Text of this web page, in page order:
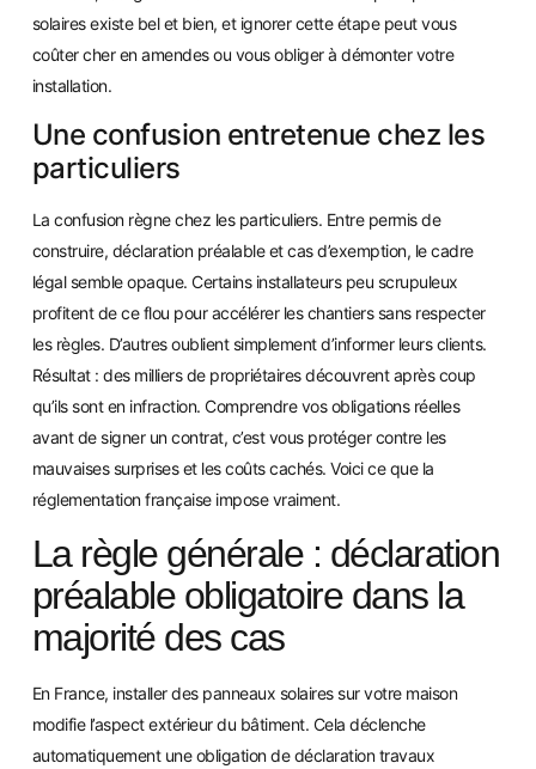
solaires existe bel et bien, et ignorer cette étape peut vous
coûter cher en amendes ou vous obliger à démonter votre
installation.
Une confusion entretenue chez les
particuliers
La confusion règne chez les particuliers. Entre permis de
construire, déclaration préalable et cas d’exemption, le cadre
légal semble opaque. Certains installateurs peu scrupuleux
profitent de ce flou pour accélérer les chantiers sans respecter
les règles. D’autres oublient simplement d’informer leurs clients.
Résultat : des milliers de propriétaires découvrent après coup
qu’ils sont en infraction. Comprendre vos obligations réelles
avant de signer un contrat, c’est vous protéger contre les
mauvaises surprises et les coûts cachés. Voici ce que la
réglementation française impose vraiment.
La règle générale : déclaration
préalable obligatoire dans la
majorité des cas
En France, installer des panneaux solaires sur votre maison
modifie l’aspect extérieur du bâtiment. Cela déclenche
automatiquement une obligation de déclaration travaux